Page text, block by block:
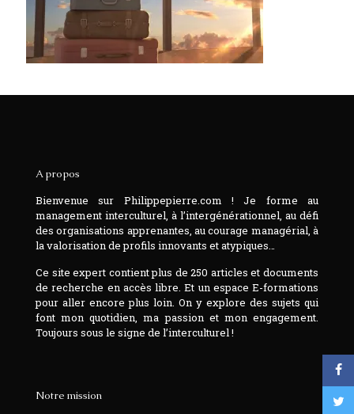
A propos
Bienvenue sur Philippepierre.com ! Je forme au
management interculturel, à l’intergénérationnel, au défi
des organisations apprenantes, au courage managérial, à
la valorisation de profils innovants et atypiques…
Ce site expert contient plus de 250 articles et documents
de recherche en accès libre. Et un espace E-formations
pour aller encore plus loin. On y explore des sujets qui
font mon quotidien, ma passion et mon engagement.
Toujours sous le signe de l’interculturel !
Notre mission